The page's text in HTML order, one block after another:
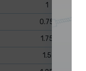
1
0.75
1.75
1.5